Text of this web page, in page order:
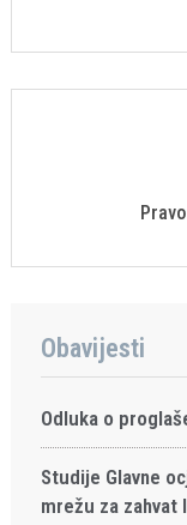
Obavijesti
Odluka o
Studije Glavne
mrežu za zahvat